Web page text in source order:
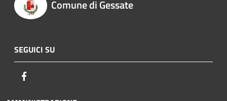
Comune di Gessate
SEGUICI SU